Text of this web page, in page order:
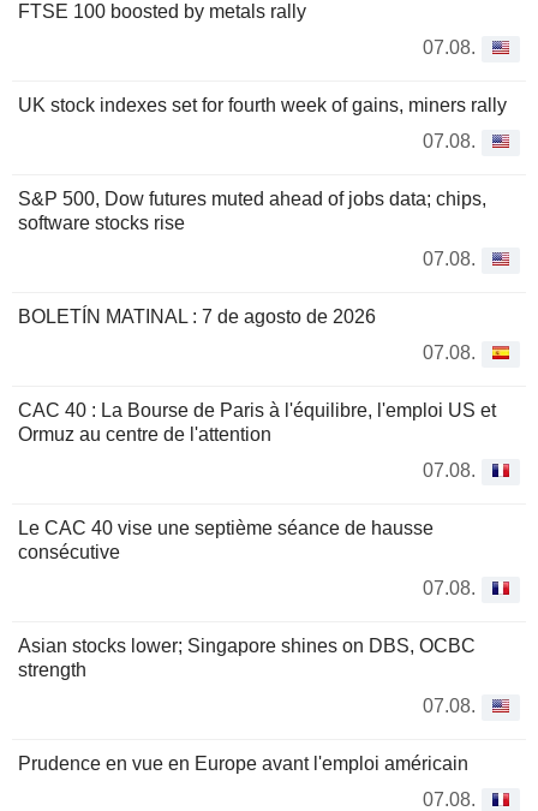
FTSE 100 boosted by metals rally
07.08.
UK stock indexes set for fourth week of gains, miners rally
07.08.
S&P 500, Dow futures muted ahead of jobs data; chips,
software stocks rise
07.08.
BOLETÍN MATINAL : 7 de agosto de 2026
07.08.
CAC 40 : La Bourse de Paris à l'équilibre, l'emploi US et
Ormuz au centre de l'attention
07.08.
Le CAC 40 vise une septième séance de hausse
consécutive
07.08.
Asian stocks lower; Singapore shines on DBS, OCBC
strength
07.08.
Prudence en vue en Europe avant l'emploi américain
07.08.